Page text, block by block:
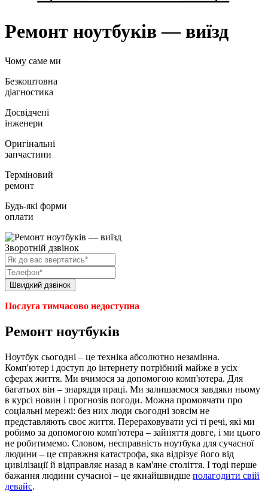
Ремонт ноутбукiв — виїзд
Чому саме ми
Безкоштовна
діагностика
Досвідчені
інженери
Оригінальні
запчастини
Терміновий
ремонт
Будь-які форми
оплати
Зворотній дзвінок
Послуга тимчасово недоступна
Ремонт ноутбуків
Ноутбук сьогодні – це техніка абсолютно незамінна.
Комп'ютер і доступ до інтернету потрібний майже в усіх
сферах життя. Ми вчимося за допомогою комп'ютера. Для
багатьох він – знаряддя праці. Ми залишаємося завдяки ньому
в курсі новин і прогнозів погоди. Можна промовчати про
соціальні мережі: без них люди сьогодні зовсім не
представляють своє життя. Перераховувати усі ті речі, які ми
робимо за допомогою комп'ютера – зайняття довге, і ми цього
не робитимемо. Словом, несправність ноутбука для сучасної
людини – це справжня катастрофа, яка відрізує його від
цивілізації й відправляє назад в кам'яне століття. І тоді перше
бажання людини сучасної – це якнайшвидше полагодити свій
девайс.